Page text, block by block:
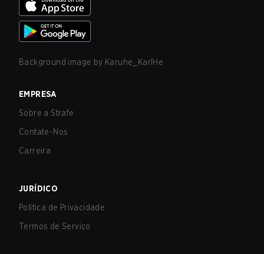
Background image by Karuhe_KarlHe
EMPRESA
Sobre a Strafe
Contate-Nos
Carreira
JURÍDICO
Política de Privacidade
Termos de Serviço